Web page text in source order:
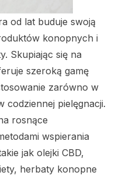
od lat buduje swoją
konopnych i
Skupiając się na
szeroką gamę
zarówno w
codziennej pielęgnacji.
rosnące
wspierania
jak olejki CBD,
herbaty konopne